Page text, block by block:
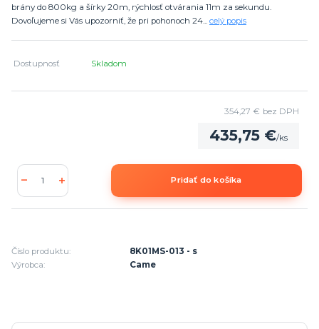
brány do 800kg a šírky 20m, rýchlosť otvárania 11m za sekundu.
Dovoľujeme si Vás upozorniť, že pri pohonoch 24... celý popis
Dostupnosť Skladom
435,75 €/ks
354,27 € bez DPH
Pridať do košíka
Číslo produktu:
8K01MS-013 - s
Výrobca:
Came